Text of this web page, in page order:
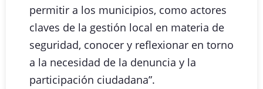
permitir a los municipios, como actores
claves de la gestión local en materia de
seguridad, conocer y reflexionar en torno
a la necesidad de la denuncia y la
participación ciudadana”.